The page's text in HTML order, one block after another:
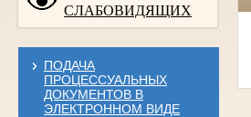
СЛАБОВИДЯЩИХ
ПОДАЧА
ПРОЦЕССУАЛЬНЫХ
ДОКУМЕНТОВ В
ЭЛЕКТРОННОМ ВИДЕ